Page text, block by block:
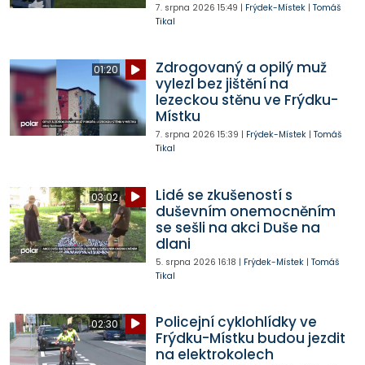
7. srpna 2026 15:49 | Frýdek-Místek| Tomáš
Tikal
01:20
Zdrogovaný a opilý muž
vylezl bez jištění na
lezeckou stěnu ve Frýdku-
Místku
7. srpna 2026 15:39 | Frýdek-Místek| Tomáš
Tikal
03:02
Lidé se zkušeností s
duševním onemocněním
se sešli na akci Duše na
dlani
5. srpna 2026 16:18 | Frýdek-Místek| Tomáš
Tikal
02:30
Policejní cyklohlídky ve
Frýdku-Místku budou jezdit
na elektrokolech